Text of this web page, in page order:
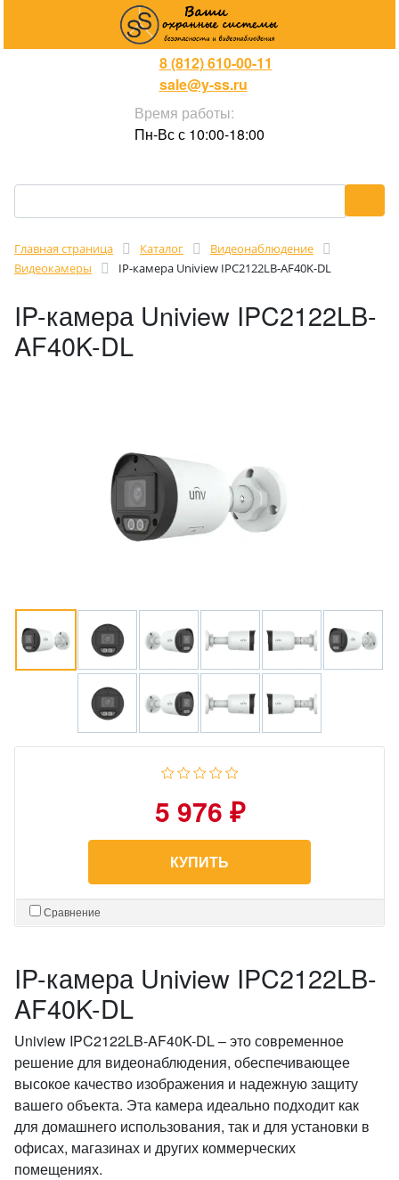
8 (812) 610-00-11
sale@y-ss.ru
Время работы:
Пн-Вс с 10:00-18:00
Главная страница Каталог
Видеонаблюдение
Видеокамеры
IP-камера Uniview IPC2122LB-AF40K-DL
IP-камера Uniview IPC2122LB-
AF40K-DL
5 976 ₽
КУПИТЬ
Сравнение
IP-камера Uniview IPC2122LB-
AF40K-DL
Uniview IPC2122LB-AF40K-DL – это современное
решение для видеонаблюдения, обеспечивающее
высокое качество изображения и надежную защиту
вашего объекта. Эта камера идеально подходит как
для домашнего использования, так и для установки в
офисах, магазинах и других коммерческих
помещениях.